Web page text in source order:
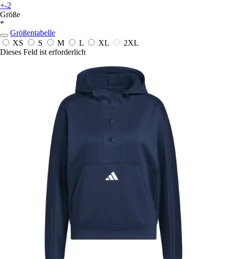
+-2
Größe
*
Größentabelle
XS
S M L XL
2XL
Dieses Feld ist erforderlich